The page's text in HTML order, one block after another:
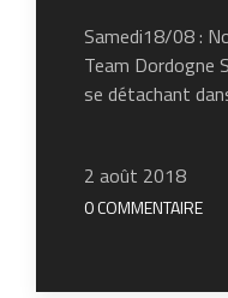
Samedi18/08 :
Team Dordogne
se détachant
2 août 2018
0 COMMENTAIRE